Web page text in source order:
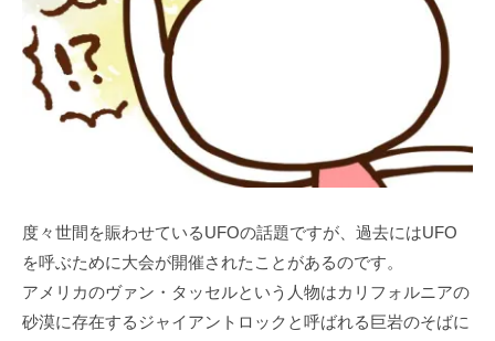
度々世間を賑わせているUFOの話題ですが、過去にはUFO
を呼ぶために大会が開催されたことがあるのです。
アメリカのヴァン・タッセルという人物はカリフォルニアの
砂漠に存在するジャイアントロックと呼ばれる巨岩のそばに